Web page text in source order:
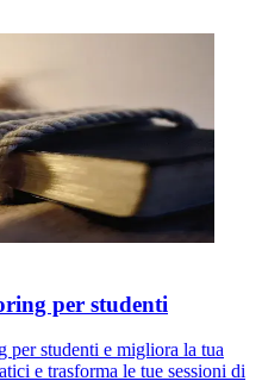
per studenti
studenti e migliora la tua
e trasforma le tue sessioni di